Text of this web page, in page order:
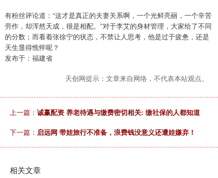
有粉丝评论道：“这才是真正的夫妻关系啊，一个光鲜亮丽，一个辛苦
劳作，却浑然天成，很是相配。”对于李艾的身材管理，大家给了不同
的分数；而看着张徐宁的状态，不禁让人思考，他是过于疲惫，还是
天生显得憔悴呢？
发布于：福建省
天创网提示：文章来自网络，不代表本站观点。
上一篇： 诚赢配资 养老待遇与缴费密切相关: 缴社保的人都知道
下一篇： 启远网 带娃旅行不准备，浪费钱没意义还遭娃嫌弃！
相关文章